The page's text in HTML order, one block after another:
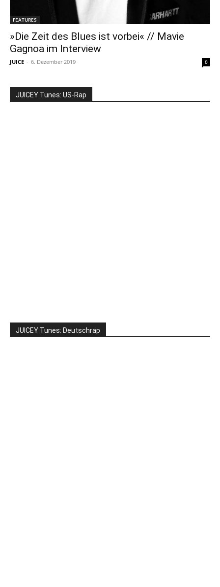
FEATURES
»Die Zeit des Blues ist vorbei« // Mavie
Gagnoa im Interview
JUICE - 6. Dezember 2019 0
JUICEY Tunes: US-Rap
JUICEY Tunes: Deutschrap